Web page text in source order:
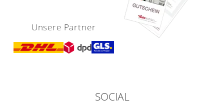
Unsere Partner
SOCIAL